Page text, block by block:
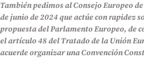
También pedimos al Consejo Europeo
de junio de 2024 que actúe con rapidez
propuesta del Parlamento Europeo, de
el artículo 48 del Tratado de la Unión
acuerde organizar una Convención